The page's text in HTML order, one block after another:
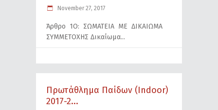
November 27, 2017
Άρθρο 1Ο: ΣΩΜΑΤΕΙΑ ΜΕ ΔΙΚΑΙΩΜΑ
ΣΥΜΜΕΤΟΧΗΣ Δικαίωμα
Πρωτάθλημα Παίδων (Indoor)
2017-2...